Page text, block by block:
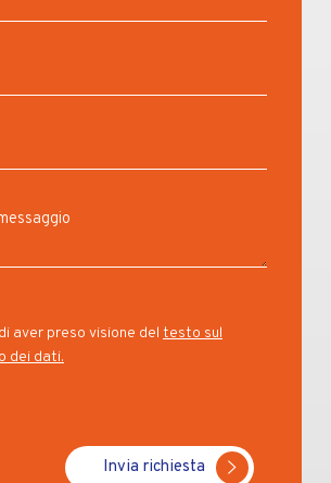
aver preso visione del testo sul
dei dati.
Invia richiesta